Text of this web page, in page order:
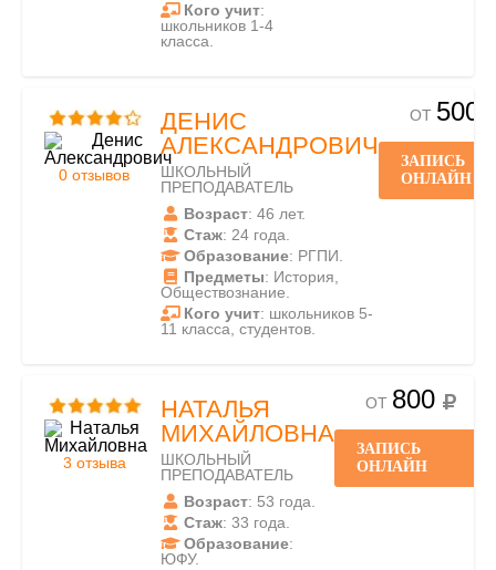
Кого учит:
школьников 1-4
класса.
0 отзывов
ДЕНИС
АЛЕКСАНДРОВИЧ
ШКОЛЬНЫЙ
ПРЕПОДАВАТЕЛЬ
Возраст: 46 лет.
Стаж: 24 года.
Образование: РГПИ.
Предметы: История,
Обществознание.
Кого учит: школьников 5-
11 класса, студентов.
ОТ 500
ЗАПИСЬ
ОНЛАЙН
3 отзыва
НАТАЛЬЯ
МИХАЙЛОВНА
ШКОЛЬНЫЙ
ПРЕПОДАВАТЕЛЬ
Возраст: 53 года.
Стаж: 33 года.
Образование:
ЮФУ.
ОТ 800
ЗАПИСЬ
ОНЛАЙН